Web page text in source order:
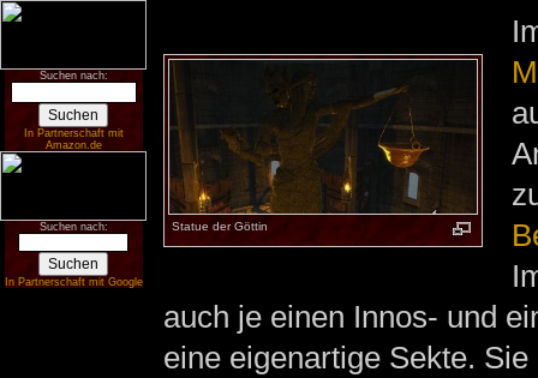
Suchen nach:
In Partnerschaft mit
Amazon.de
Suchen nach:
In Partnerschaft mit Google
Statue der Göttin
auch je einen Innos- und
eine eigenartige Sekte.